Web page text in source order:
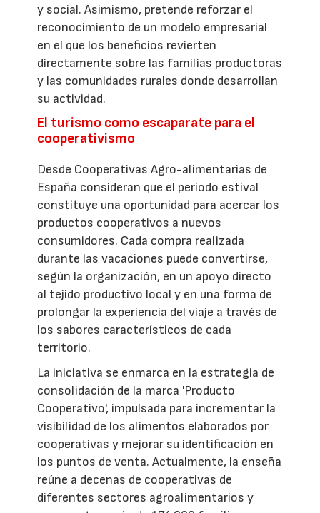
y social. Asimismo, pretende reforzar el
reconocimiento de un modelo empresarial
en el que los beneficios revierten
directamente sobre las familias productoras
y las comunidades rurales donde desarrollan
su actividad.
El turismo como escaparate para el
cooperativismo
Desde Cooperativas Agro-alimentarias de
España consideran que el periodo estival
constituye una oportunidad para acercar los
productos cooperativos a nuevos
consumidores. Cada compra realizada
durante las vacaciones puede convertirse,
según la organización, en un apoyo directo
al tejido productivo local y en una forma de
prolongar la experiencia del viaje a través de
los sabores característicos de cada
territorio.
La iniciativa se enmarca en la estrategia de
consolidación de la marca 'Producto
Cooperativo', impulsada para incrementar la
visibilidad de los alimentos elaborados por
cooperativas y mejorar su identificación en
los puntos de venta. Actualmente, la enseña
reúne a decenas de cooperativas de
diferentes sectores agroalimentarios y